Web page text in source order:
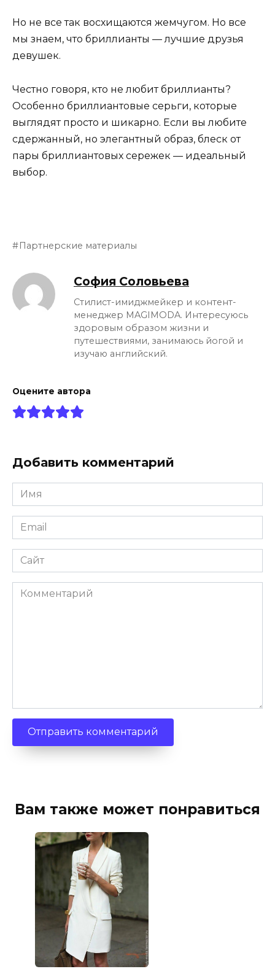
Но не все так восхищаются жемчугом. Но все
мы знаем, что бриллианты — лучшие друзья
девушек.
Честно говоря, кто не любит бриллианты?
Особенно бриллиантовые серьги, которые
выглядят просто и шикарно. Если вы любите
сдержанный, но элегантный образ, блеск от
пары бриллиантовых сережек — идеальный
выбор.
Партнерские материалы
София Соловьева
Стилист-имиджмейкер и контент-
менеджер MAGIMODA. Интересуюсь
здоровым образом жизни и
путешествиями, занимаюсь йогой и
изучаю английский.
Оцените автора
Добавить комментарий
Имя
*
Email
*
Сайт
Комментарий
Вам также может понравиться